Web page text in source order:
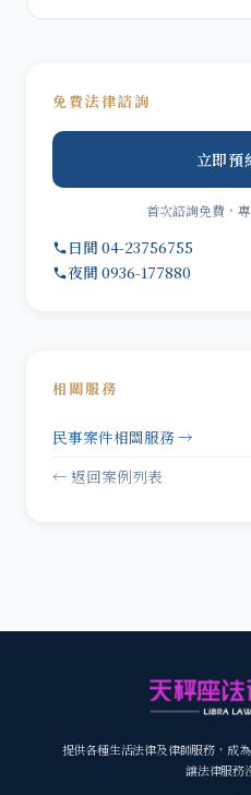
免費法律諮詢
立即預
首次諮詢免費，
日間 04-23756755
夜間 0936-177880
相關服務
民事案件相關服務 →
← 返回案例列表
提供各種生活法律及律師服務，成
讓法律服務